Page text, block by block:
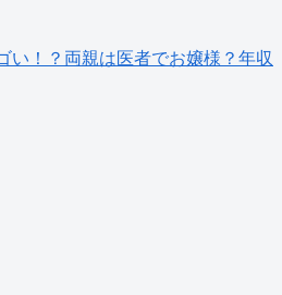
い！？両親は医者でお嬢様？年収